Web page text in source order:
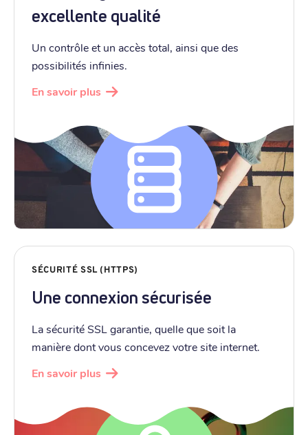
excellente qualité
Un contrôle et un accès total, ainsi que des
possibilités infinies.
En savoir plus
SÉCURITÉ SSL (HTTPS)
Une connexion sécurisée
La sécurité SSL garantie, quelle que soit la
manière dont vous concevez votre site internet.
En savoir plus